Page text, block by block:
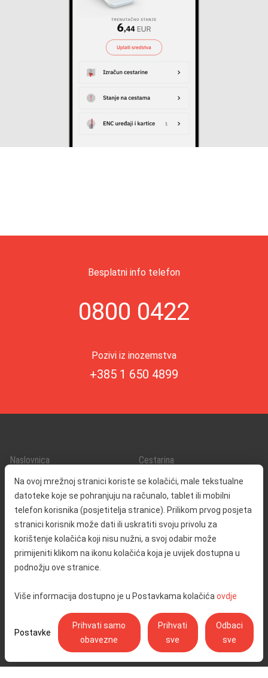
Na ovoj mrežnoj stranici koriste se kolačići, male tekstualne
datoteke koje se pohranjuju na računalo, tablet ili mobilni
telefon korisnika (posjetitelja stranice). Prilikom prvog posjeta
stranici korisnik može dati ili uskratiti svoju privolu za
korištenje kolačića koji nisu nužni, a svoj odabir može
primijeniti klikom na ikonu kolačića koja je uvijek dostupna u
podnožju ove stranice.
Više informacija dostupno je u Postavkama kolačića ovdje
Postavke
Prihvati samo
obavezne
Prihvati
sve
Odbaci
sve
Besplatni info telefon
0800 0422
Pozivi iz inozemstva
+385 1 650 4899
Naslovnica
O nama
Kontakt
Cestarina
Promet i sigurnost
Servisne informacije
Reklamacija
Javna nabava
Odnosi s javnošću
Izjava o pristupačnosti
Postavke kolačića